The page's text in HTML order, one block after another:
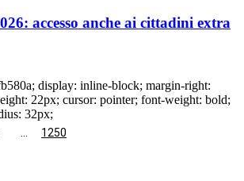
accesso anche ai cittadini extra
display: inline-block; margin-right:
22px; cursor: pointer; font-weight: bold;
32px;
1250